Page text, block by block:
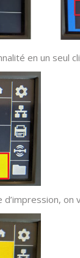
en un seul